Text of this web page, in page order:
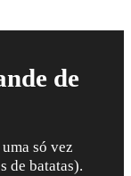
de
só vez
de batatas).